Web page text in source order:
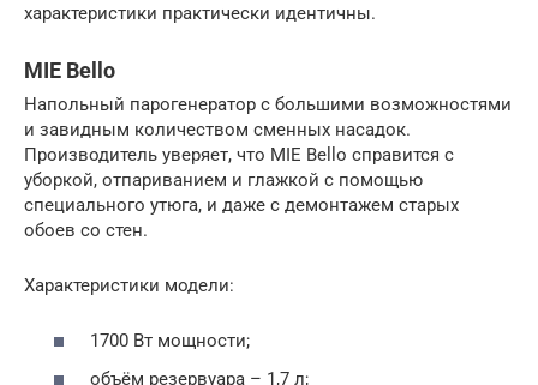
характеристики практически идентичны.
MIE Bello
Напольный парогенератор с большими возможностями
и завидным количеством сменных насадок.
Производитель уверяет, что MIE Bello справится с
уборкой, отпариванием и глажкой с помощью
специального утюга, и даже с демонтажем старых
обоев со стен.
Характеристики модели:
1700 Вт мощности;
объём резервуара – 1,7 л;